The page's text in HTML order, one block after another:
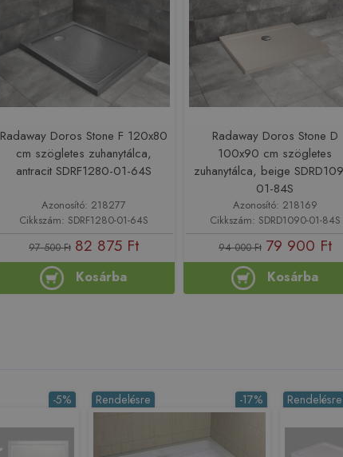
Radaway Doros Stone F 120x80
cm szögletes zuhanytálca,
antracit SDRF1280-01-64S
Azonosító: 218277
Cikkszám: SDRF1280-01-64S
97 500 Ft 82 875 Ft
Kosárba
Radaway Doros Stone D
100x90 cm szögletes
zuhanytálca, beige
01-84S
Azonosító: 218169
Cikkszám: SDRD1090-01-84S
94 000 Ft 79 900 Ft
Kosárba
-5% -17%
Rendelésre Rendelésre